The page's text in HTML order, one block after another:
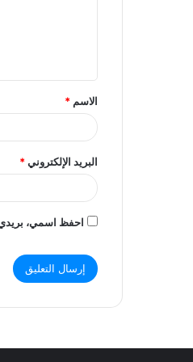
ق
*
الاسم *
البريد الإلكتروني*
احفظ اسمي، بريدي